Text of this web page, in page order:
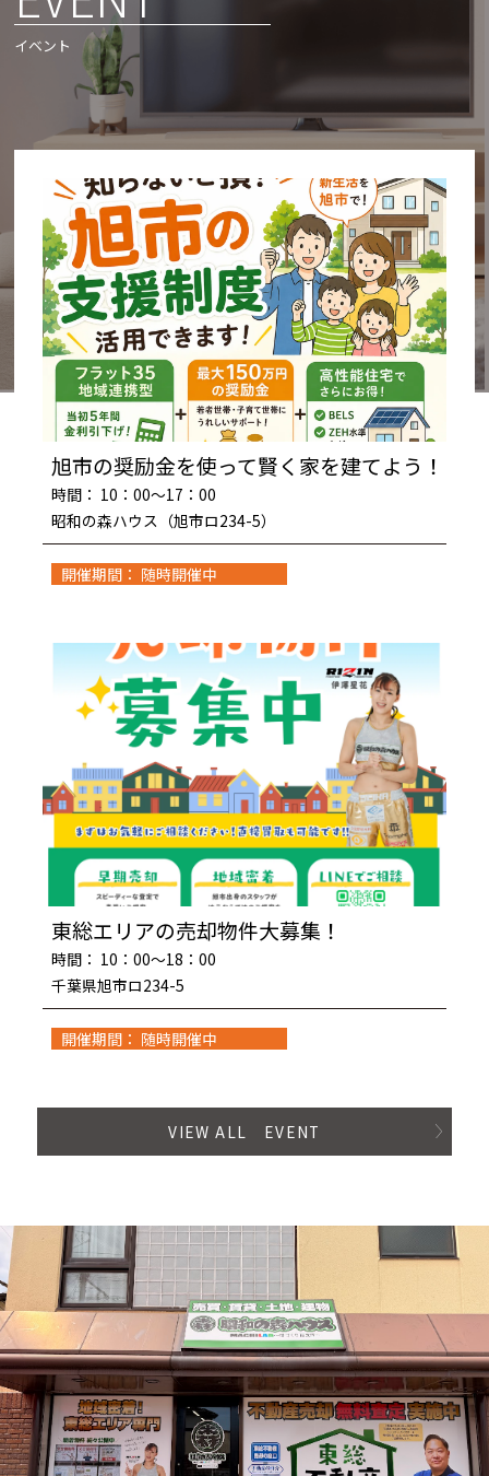
イベント
旭市の奨励金を使って賢く家を建てよう！
時間： 10：00～17：00
昭和の森ハウス（旭市ロ234-5）
開催期間： 随時開催中
東総エリアの売却物件大募集！
時間： 10：00～18：00
千葉県旭市ロ234-5
開催期間： 随時開催中
VIEW ALL EVENT